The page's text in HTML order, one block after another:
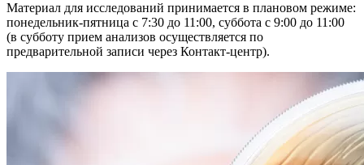
Материал для исследований принимается в плановом режиме:
понедельник-пятница с 7:30 до 11:00, суббота с 9:00 до 11:00
(в субботу прием анализов осуществляется по
предварительной записи через Контакт-центр).